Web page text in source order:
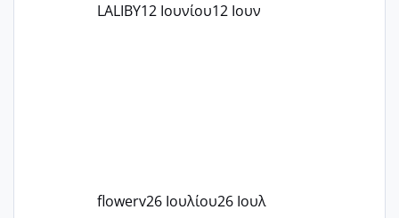
LALIBY12 Ιουνίου12 Ιουν
flowerv26 Ιουλίου26 Ιουλ